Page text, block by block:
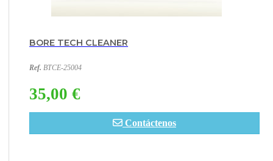
BORE TECH CLEANER
Ref. BTCE-25004
35,00 €
Contáctenos